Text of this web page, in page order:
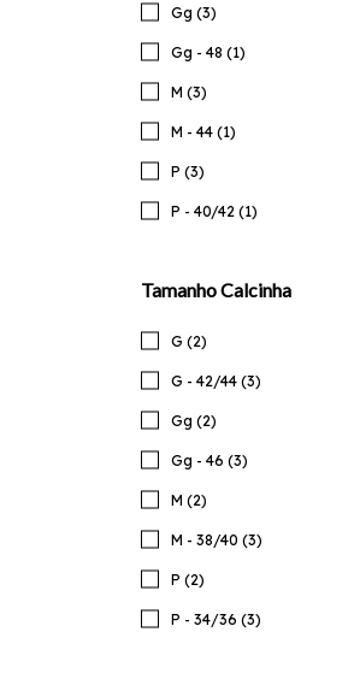
Gg (3)
Gg - 48 (1)
M (3)
M - 44 (1)
P (3)
P - 40/42 (1)
Tamanho Calcinha
G (2)
G - 42/44 (3)
Gg (2)
Gg - 46 (3)
M (2)
M - 38/40 (3)
P (2)
P - 34/36 (3)